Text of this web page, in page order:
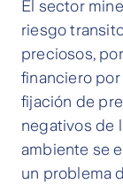
El sector
riesgo
preciosos,
financiero
fijación de
negativos de
ambiente se
un problema